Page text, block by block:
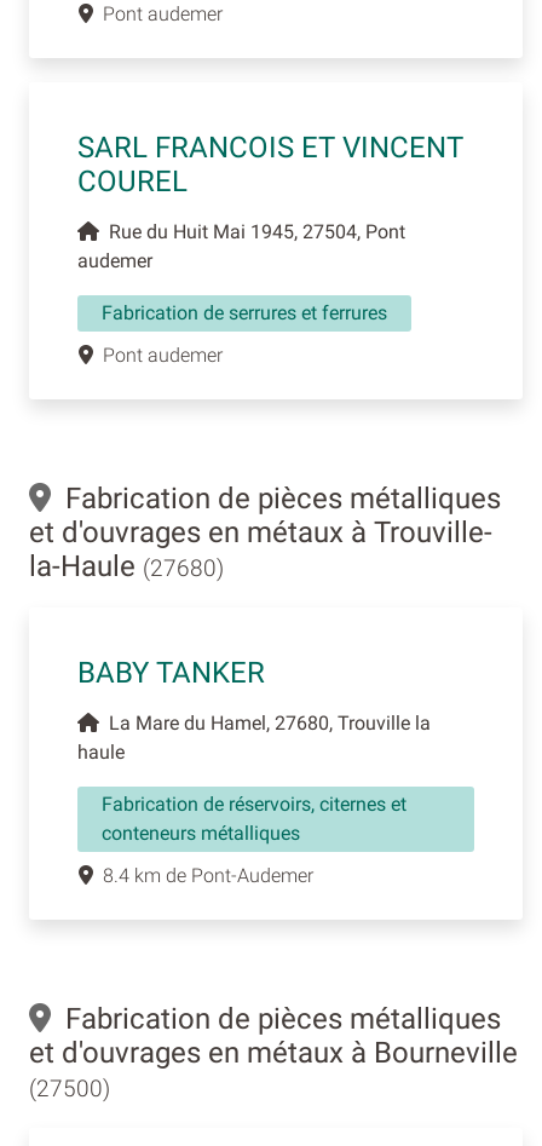
Pont audemer
SARL FRANCOIS ET VINCENT
COUREL
Rue du Huit Mai 1945, 27504, Pont
audemer
Fabrication de serrures et ferrures
Pont audemer
Fabrication de pièces métalliques
et d'ouvrages en métaux à Trouville-
la-Haule (27680)
BABY TANKER
La Mare du Hamel, 27680, Trouville la
haule
Fabrication de réservoirs, citernes et
conteneurs métalliques
8.4 km de Pont-Audemer
Fabrication de pièces métalliques
et d'ouvrages en métaux à Bourneville
(27500)